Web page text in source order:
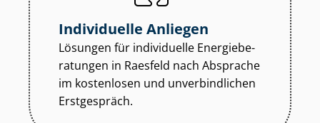
Individuelle Anliegen
Lösungen für individuelle En­er­gie­be­
ra­tun­gen in Raesfeld nach Absprache
im kostenlosen und unverbindlichen
Erstgespräch.